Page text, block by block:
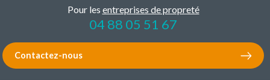
Pour les entreprises de propreté
04 88 05 51 67
Contactez-nous